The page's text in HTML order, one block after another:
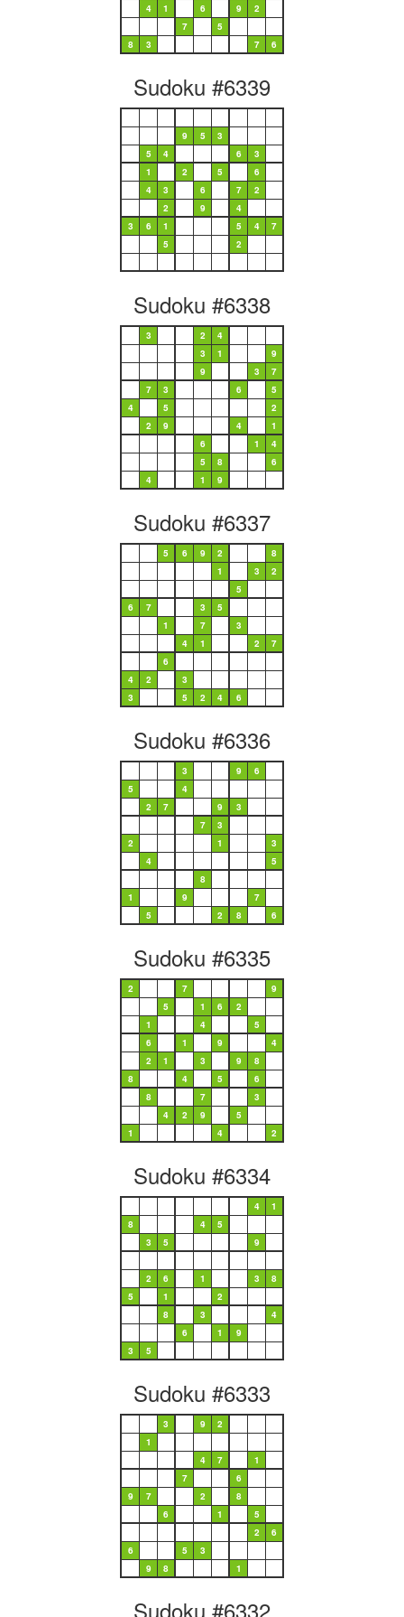
4
1 6 9
2
7
5
8
3 7 6
Sudoku #6339
9 5
3
5
4 6
3
1
2 5
6
4
3 6 7
2
2
9
4
3
6 1 5 4
7
5
2
Sudoku #6338
3 2
4
3
1
9
9
3
7
7
3 6
5
4
5
2
2
9 4
1
6
1
4
5
8
6
4
1 9
Sudoku #6337
5 6 9 2
8
1
3
2
5
6
7 3
5
1
7
3
4
1 2
7
6
4
2
3
3
5 2 4 6
Sudoku #6336
3 9
6
5
4
2
7 9
3
7
3
2
1
3
4
5
8
1
9
7
5
2 8 6
Sudoku #6335
2 7
9
5
1 6
2
1
4
5
6
1 9
4
2
1 3 9
8
8
4 5
6
8
7
3
4
2 9
5
1
4 2
Sudoku #6334
4
1
8
4
5
3
5 9
2 6 1 3
8
5
1
2
8
3
4
6
1
9
3
5
Sudoku #6333
3 9
2
1
4
7
1
7
6
9
7 2
8
6
1
5
2
6
6
5
3
9
8 1
Sudoku #6332